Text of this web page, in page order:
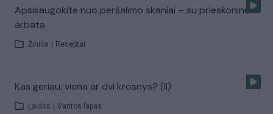
Apsisaugokite nuo peršalimo skaniai – su prieskonine
arbata
Žinios Receptai
Kas geriau: viena ar dvi krosnys? (II)
Laidos Vantos lapas